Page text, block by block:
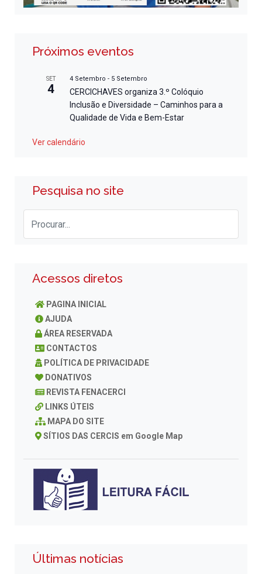
Próximos eventos
SET
4
4 Setembro - 5 Setembro
CERCICHAVES organiza 3.º Colóquio
Inclusão e Diversidade – Caminhos para a
Qualidade de Vida e Bem-Estar
Ver calendário
Pesquisa no site
Acessos diretos
PAGINA INICIAL
AJUDA
ÁREA RESERVADA
CONTACTOS
POLÍTICA DE PRIVACIDADE
DONATIVOS
REVISTA FENACERCI
LINKS ÚTEIS
MAPA DO SITE
SÍTIOS DAS CERCIS em Google Map
Últimas notícias